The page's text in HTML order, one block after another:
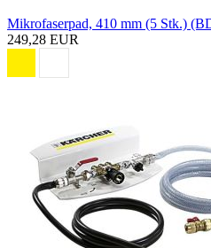
Mikrofaserpad, 410 mm (5 Stk.)
249,28 EUR